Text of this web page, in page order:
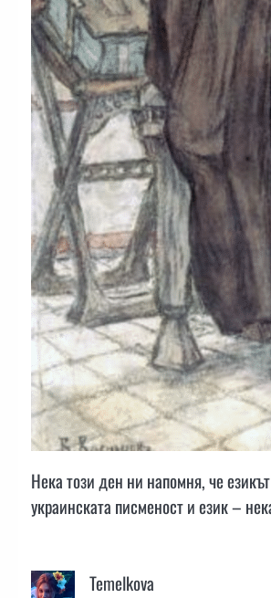
Нека този ден ни напомня, че
украинската писменост и език –
Temelkova